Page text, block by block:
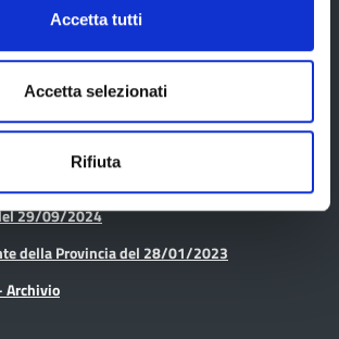
Accetta tutti
Accetta selezionati
Rifiuta
29/09/2024
della Provincia del 28/01/2023
Archivio